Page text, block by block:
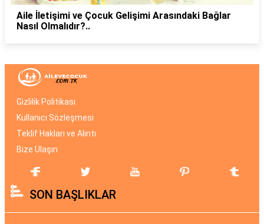
Aile İletişimi ve Çocuk Gelişimi Arasındaki Bağlar
Nasıl Olmalıdır?..
Gizlilik Politikası
Kullanıcı Sözleşmesi
Teklif Hakları ve Alıntı
Bize Ulaşın
SON BAŞLIKLAR